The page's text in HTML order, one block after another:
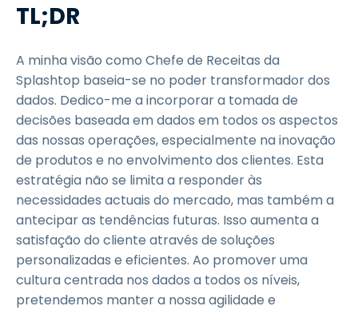
TL;DR
A minha visão como Chefe de Receitas da
Splashtop baseia-se no poder transformador dos
dados. Dedico-me a incorporar a tomada de
decisões baseada em dados em todos os aspectos
das nossas operações, especialmente na inovação
de produtos e no envolvimento dos clientes. Esta
estratégia não se limita a responder às
necessidades actuais do mercado, mas também a
antecipar as tendências futuras. Isso aumenta a
satisfação do cliente através de soluções
personalizadas e eficientes. Ao promover uma
cultura centrada nos dados a todos os níveis,
pretendemos manter a nossa agilidade e